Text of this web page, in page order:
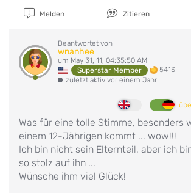
Melden Zitieren
Beantwortet von
wnanhee
um May 31, 11, 04:35:50 AM
Superstar Member
5413
zuletzt aktiv vor einem Jahr
Was für eine tolle Stimme, besonders
einem 12-Jährigen kommt ... wow!!!
Ich bin nicht sein Elternteil, aber ich
so stolz auf ihn ...
Wünsche ihm viel Glück!